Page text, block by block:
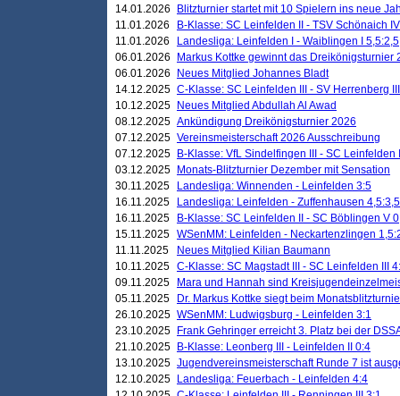
14.01.2026
Blitzturnier startet mit 10 Spielern ins neue
11.01.2026
B-Klasse: SC Leinfelden II - TSV Schönaich
11.01.2026
Landesliga: Leinfelden I - Waiblingen I 5,5:2,5
06.01.2026
Markus Kottke gewinnt das Dreikönigsturnier
06.01.2026
Neues Mitglied Johannes Bladt
14.12.2025 C-Klasse: SC Leinfelden III - SV Herrenberg
10.12.2025
Neues Mitglied Abdullah Al Awad
08.12.2025 Ankündigung Dreikönigsturnier 2026
07.12.2025 Vereinsmeisterschaft 2026 Ausschreibung
07.12.2025
B-Klasse: VfL Sindelfingen III - SC Leinfelden
03.12.2025
Monats-Blitzturnier Dezember mit Sensation
30.11.2025
Landesliga: Winnenden - Leinfelden 3:5
16.11.2025
Landesliga: Leinfelden - Zuffenhausen 4,5:3,5
16.11.2025
B-Klasse: SC Leinfelden II - SC Böblingen V
15.11.2025 WSenMM: Leinfelden - Neckartenzlingen
11.11.2025
Neues Mitglied Kilian Baumann
10.11.2025 C-Klasse: SC Magstadt III - SC Leinfelden III
09.11.2025
Mara und Hannah sind
05.11.2025
Dr. Markus Kottke siegt beim
26.10.2025 WSenMM: Ludwigsburg - Leinfelden 3:1
23.10.2025
Frank Gehringer erreicht 3. Platz bei der
21.10.2025
B-Klasse: Leonberg III - Leinfelden II 0:4
13.10.2025 Jugendvereinsmeisterschaft Runde 7 ist
12.10.2025
Landesliga: Feuerbach - Leinfelden 4:4